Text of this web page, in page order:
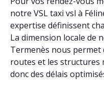
notre VSL taxi vsl à
expertise définissent
La dimension locale de
Termenès nous
routes et les structures
donc des délais